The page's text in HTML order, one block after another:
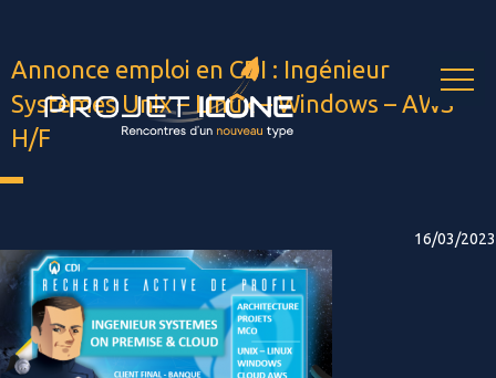
Annonce emploi en CDI : Ingénieur
Systèmes Unix – Linux – Windows – AWS –
H/F
16/03/2023